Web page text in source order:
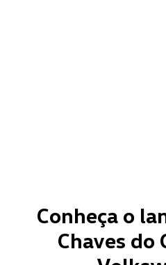
Conheça o
Chaves do